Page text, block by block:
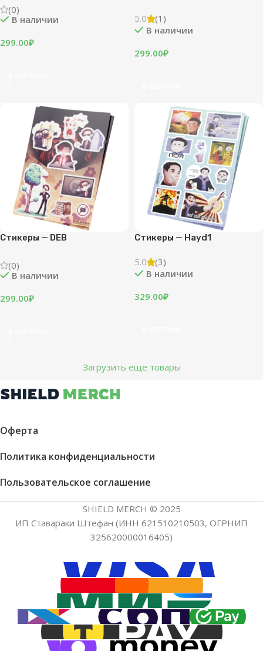
(0)
В наличии
299.00₽
5.0
(1)
В наличии
299.00₽
Стикеры — DEB
(0)
В наличии
299.00₽
Стикеры — Hayd1
5.0
(3)
В наличии
329.00₽
Загрузить еще товары
Оферта
Политика конфиденциальности
Пользовательское соглашение
SHIELD MERCH © 2025
ИП Ставараки Штефан (ИНН 621510210503, ОГРНИП
325620000016405)